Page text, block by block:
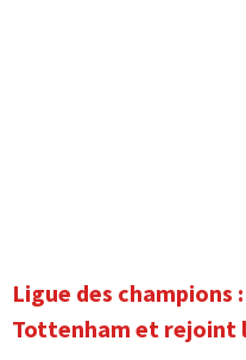
Ligue des champions
Tottenham et rejoint